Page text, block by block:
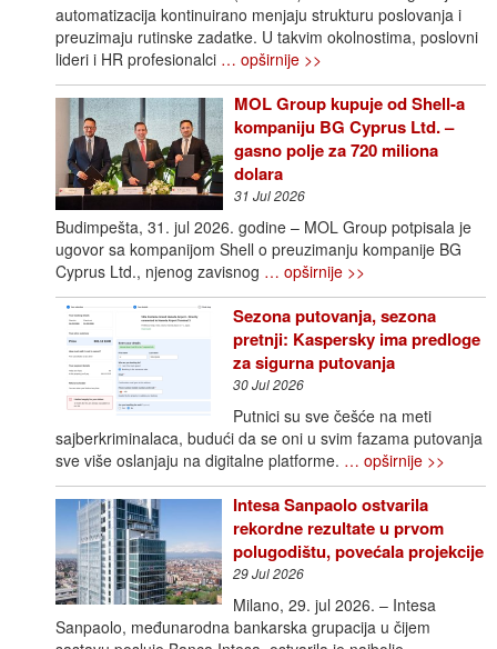
automatizacija kontinuirano menjaju strukturu poslovanja i
preuzimaju rutinske zadatke. U takvim okolnostima, poslovni
lideri i HR profesionalci … opširnije >>
MOL Group kupuje od Shell-a
kompaniju BG Cyprus Ltd. –
gasno polje za 720 miliona
dolara
31 Jul 2026
Budimpešta, 31. jul 2026. godine – MOL Group potpisala je
ugovor sa kompanijom Shell o preuzimanju kompanije BG
Cyprus Ltd., njenog zavisnog … opširnije >>
Sezona putovanja, sezona
pretnji: Kaspersky ima predloge
za sigurna putovanja
30 Jul 2026
Putnici su sve češće na meti
sajberkriminalaca, budući da se oni u svim fazama putovanja
sve više oslanjaju na digitalne platforme. … opširnije >>
Intesa Sanpaolo ostvarila
rekordne rezultate u prvom
polugodištu, povećala projekcije
29 Jul 2026
Milano, 29. jul 2026. – Intesa
Sanpaolo, međunarodna bankarska grupacija u čijem